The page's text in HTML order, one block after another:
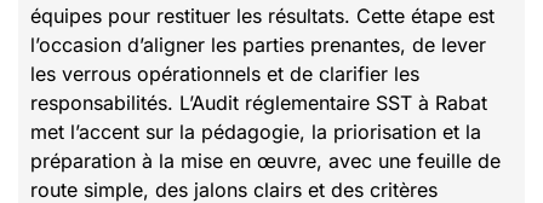
équipes pour restituer les résultats. Cette étape est
l’occasion d’aligner les parties prenantes, de lever
les verrous opérationnels et de clarifier les
responsabilités. L’Audit réglementaire SST à Rabat
met l’accent sur la pédagogie, la priorisation et la
préparation à la mise en œuvre, avec une feuille de
route simple, des jalons clairs et des critères